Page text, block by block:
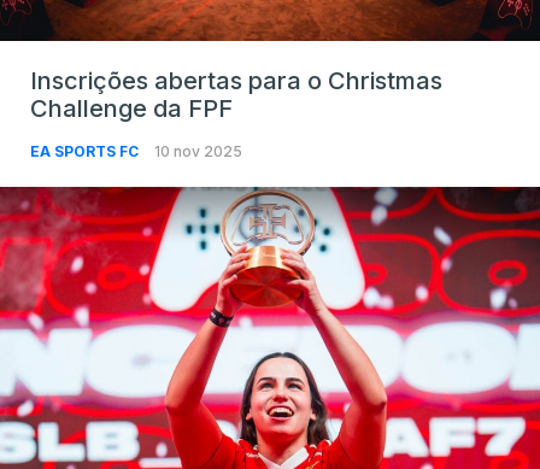
Inscrições abertas para o Christmas
Challenge da FPF
EA SPORTS FC 10 nov 2025